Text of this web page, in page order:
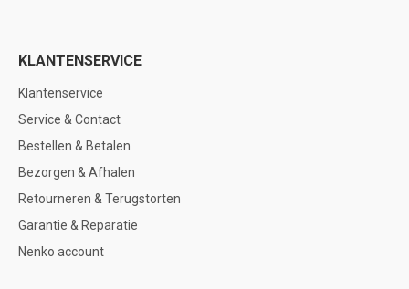
KLANTENSERVICE
Klantenservice
Service & Contact
Bestellen & Betalen
Bezorgen & Afhalen
Retourneren & Terugstorten
Garantie & Reparatie
Nenko account